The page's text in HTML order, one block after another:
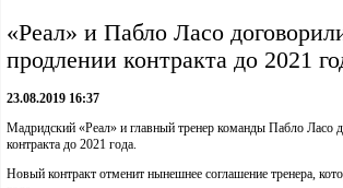
«Реал» и Пабло Ласо
продлении контракта до 2021
23.08.2019 16:37
Мадридский «Реал» и главный тренер команды Пабло Ласо
контракта до 2021 года.
Новый контракт отменит нынешнее соглашение тренера,